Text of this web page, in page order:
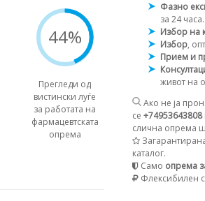
44%
Прегледи од
вистински луѓе
за работата на
фармацевтската
опрема
Фазно
за 24 часа.
Избор на
Избор,
Прием и
живот на
Ако не ја
се +74953643808
слична опрема
каталог.
Само опрема
Флексибилен